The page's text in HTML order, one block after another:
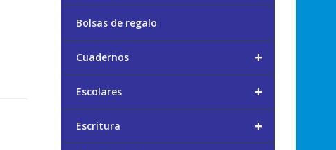
Bolsas de regalo
+
Cuadernos
+
Escolares
+
Escritura